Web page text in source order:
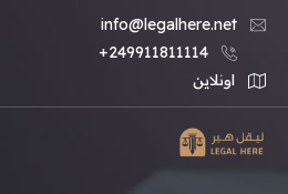
info@legalhere.net
249911811114+
اونلاين